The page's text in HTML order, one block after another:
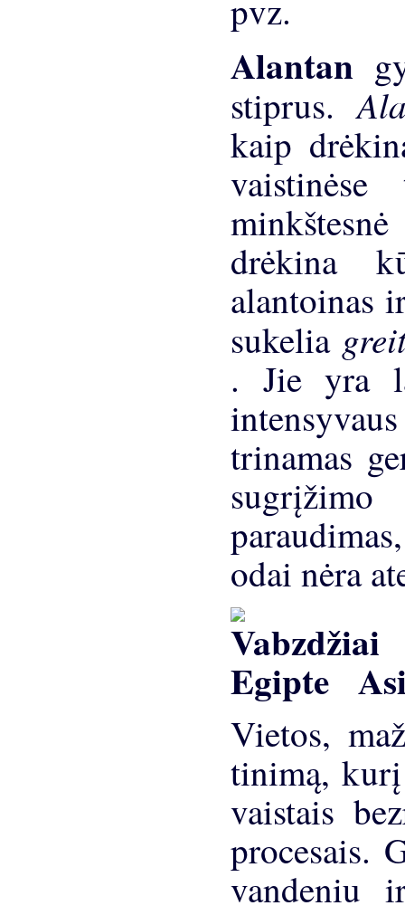
pvz.
Alantan
stiprus.
kaip
drėkina
alantoinas
sukelia
. Jie yra
trinamas
odai nėra
Vietos,
tinimą,
vaistais
procesais.
vandeniu